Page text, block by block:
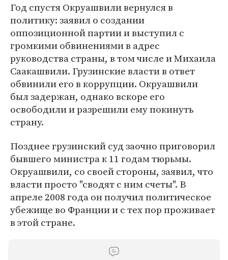
Год спустя Окруашвили вернулся в
политику: заявил о создании
оппозиционной партии и выступил с
громкими обвинениями в адрес
руководства страны, в том числе и Михаила
Саакашвили. Грузинские власти в ответ
обвинили его в коррупции. Окруашвили
был задержан, однако вскоре его
освободили и разрешили ему покинуть
страну.
Позднее грузинский суд заочно приговорил
бывшего министра к 11 годам тюрьмы.
Окруашвили, со своей стороны, заявил, что
власти просто "сводят с ним счеты". В
апреле 2008 года он получил политическое
убежище во Франции и с тех пор проживает
в этой стране.